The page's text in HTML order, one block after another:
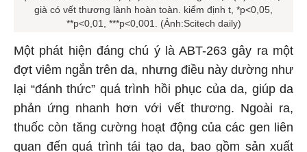
già có vết thương lành hoàn toàn. kiểm định t, *p<0,05,
**p<0,01, ***p<0,001. (Ảnh:Scitech daily)
Một phát hiện đáng chú ý là ABT-263 gây ra một
đợt viêm ngắn trên da, nhưng điều này dường như
lại “đánh thức” quá trình hồi phục của da, giúp da
phản ứng nhanh hơn với vết thương. Ngoài ra,
thuốc còn tăng cường hoạt động của các gen liên
quan đến quá trình tái tạo da, bao gồm sản xuất